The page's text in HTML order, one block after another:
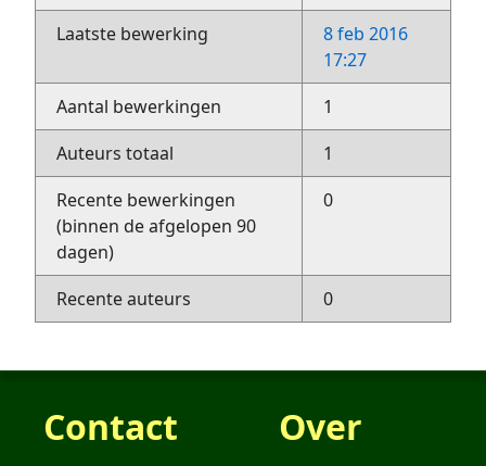
Laatste bewerking
8 feb 2016
17:27
Aantal bewerkingen
1
Auteurs totaal
1
Recente bewerkingen
(binnen de afgelopen 90
dagen)
0
Recente auteurs 0
Contact Over